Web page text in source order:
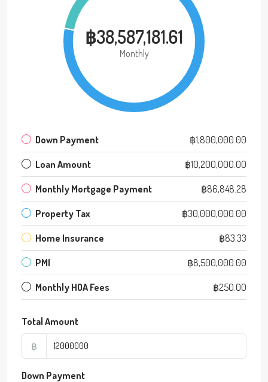
฿38,587,181.61
Monthly
Down Payment ฿1,800,000.00
Loan Amount ฿10,200,000.00
Monthly Mortgage Payment ฿86,848.28
Property Tax ฿30,000,000.00
Home Insurance ฿83.33
PMI ฿8,500,000.00
Monthly HOA Fees ฿250.00
Total Amount
฿
Down Payment